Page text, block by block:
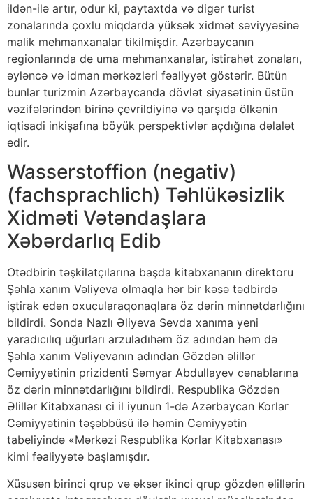
ildən-ilə artır, odur ki, paytaxtda və digər turist
zonalarında çoxlu miqdarda yüksək xidmət səviyyəsinə
malik mehmanxanalar tikilmişdir. Azərbaycanın
regionlarında de uma mehmanxanalar, istirahət zonaları,
əyləncə və idman mərkəzləri fəaliyyət göstərir. Bütün
bunlar turizmin Azərbaycanda dövlət siyasətinin üstün
vəzifələrindən birinə çevrildiyinə və qarşıda ölkənin
iqtisadi inkişafına böyük perspektivlər açdığına dəlalət
edir.
Wasserstoffion (negativ)
(fachsprachlich) Təhlükəsizlik
Xidməti Vətəndaşlara
Xəbərdarlıq Edib
Otədbirin təşkilatçılarına başda kitabxananın direktoru
Şəhla xanım Vəliyeva olmaqla hər bir kəsə tədbirdə
iştirak edən oxucularaqonaqlara öz dərin minnətdarlığını
bildirdi. Sonda Nazlı Əliyeva Sevda xanıma yeni
yaradıcılıq uğurları arzuladıhəm öz adından həm də
Şəhla xanım Vəliyevanın adından Gözdən əlillər
Cəmiyyətinin prizidenti Səmyar Abdullayev cənablarına
öz dərin minnətdarlığını bildirdi. Respublika Gözdən
Əlillər Kitabxanası ci il iyunun 1-də Azərbaycan Korlar
Cəmiyyətinin təşəbbüsü ilə həmin Cəmiyyətin
tabeliyində «Mərkəzi Respublika Korlar Kitabxanası»
kimi fəaliyyətə başlamışdır.
Xüsusən birinci qrup və əksər ikinci qrup gözdən əlillərin